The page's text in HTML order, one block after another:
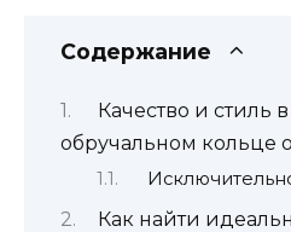
Содержание
Качество и стиль
обручальном кольце
Как найти